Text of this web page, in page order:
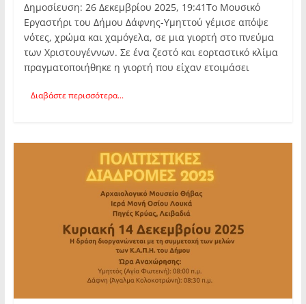
Δημοσίευση: 26 Δεκεμβρίου 2025, 19:41Το Μουσικό
Εργαστήρι του Δήμου Δάφνης-Υμηττού γέμισε απόψε
νότες, χρώμα και χαμόγελα, σε μια γιορτή στο πνεύμα
των Χριστουγέννων. Σε ένα ζεστό και εορταστικό κλίμα
πραγματοποιήθηκε η γιορτή που είχαν ετοιμάσει
Διαβάστε περισσότερα...